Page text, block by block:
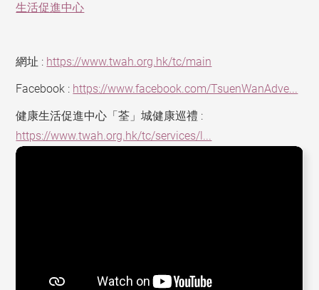
生活促進中心
網址 : https://www.twah.org.hk/tc/main
Facebook : https://www.facebook.com/TsuenWanAdve...
健康生活促進中心「荃」城健康巡禮 :
https://www.twah.org.hk/tc/services/l...